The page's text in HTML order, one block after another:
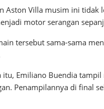
Aston Villa musim ini
motor serangan
tersebut sama-sama
itu, Emiliano Buendia
Penampilannya di final